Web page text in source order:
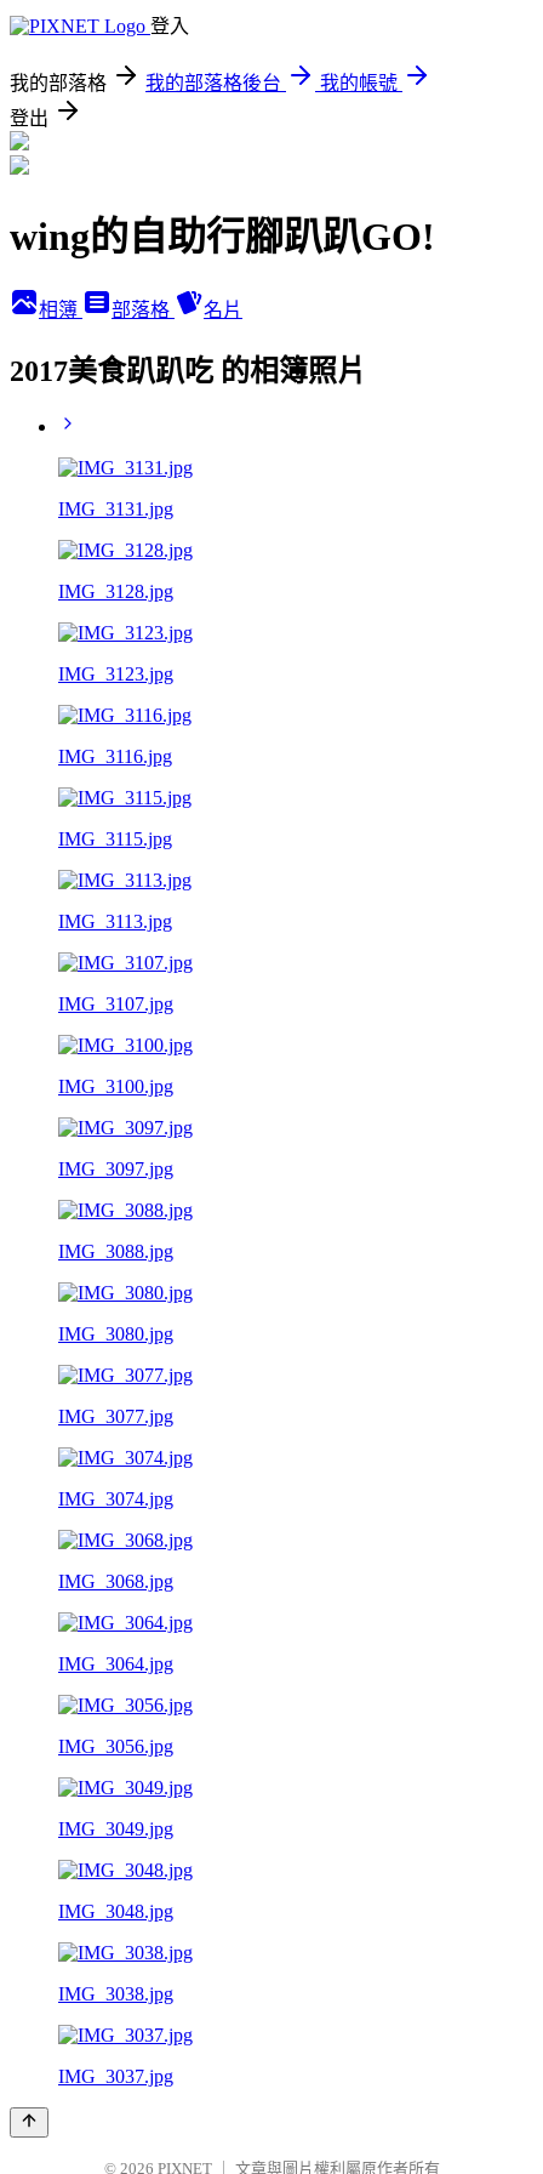
登入
我的部落格 我的部落格後台
我的帳號
登出
wing的自助行腳趴趴GO!
相簿 部落格 名片
2017美食趴趴吃 的相簿照片
IMG_3131.jpg
IMG_3128.jpg
IMG_3123.jpg
IMG_3116.jpg
IMG_3115.jpg
IMG_3113.jpg
IMG_3107.jpg
IMG_3100.jpg
IMG_3097.jpg
IMG_3088.jpg
IMG_3080.jpg
IMG_3077.jpg
IMG_3074.jpg
IMG_3068.jpg
IMG_3064.jpg
IMG_3056.jpg
IMG_3049.jpg
IMG_3048.jpg
IMG_3038.jpg
IMG_3037.jpg
© 2026 PIXNET 文章與圖片權利屬原作者所有